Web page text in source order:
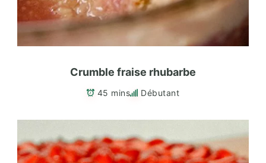
Crumble fraise rhubarbe
45 mins Débutant